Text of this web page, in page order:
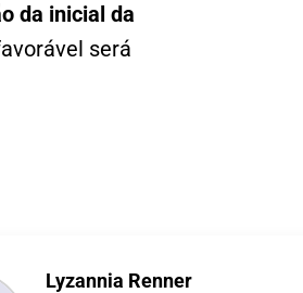
da inicial da
será
Lyzannia Renner